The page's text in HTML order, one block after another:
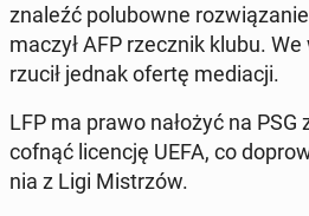
znaleźć po­lu­bow­ne
ma­czył AFP rzecz­nik klubu.
rzu­cił jednak ofertę me­dia­cji.
LFP ma prawo nałożyć na
cofnąć li­cen­cję UEFA, co
nia z Ligi Mi­strzów.